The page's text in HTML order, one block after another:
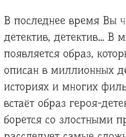
В последнее время Вы
детектив, детектив… В
появляется образ,
описан в миллионных
историях и многих
встаёт образ героя-
борется со злостными